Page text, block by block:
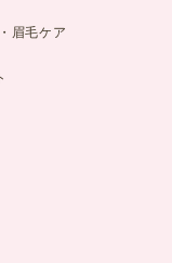
眉毛ケア